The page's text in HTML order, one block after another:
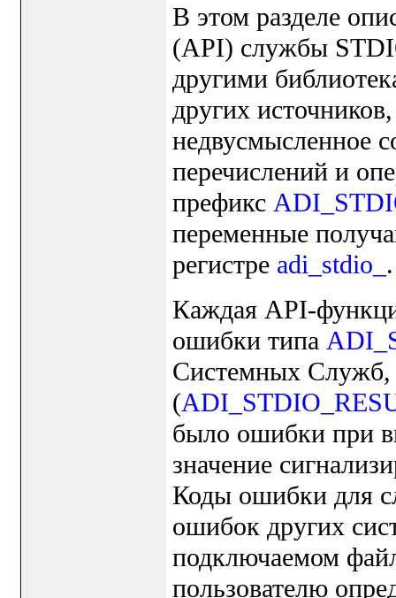
В этом разделе
(API) службы
другими
других
недвусмысленное
перечислений и
префикс
переменные
регистреadi_stdio_ .
Каждая API-
ошибки типа
Системных Служб,
(
было ошибки при
значение
Коды ошибки для
ошибок других
подключаемом
пользователю